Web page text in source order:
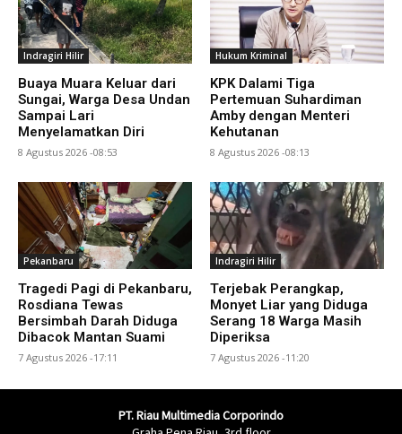
Indragiri Hilir
Buaya Muara Keluar dari
Sungai, Warga Desa Undan
Sampai Lari
Menyelamatkan Diri
8 Agustus 2026 -08:53
Hukum Kriminal
KPK Dalami Tiga
Pertemuan Suhardiman
Amby dengan Menteri
Kehutanan
8 Agustus 2026 -08:13
Pekanbaru
Tragedi Pagi di Pekanbaru,
Rosdiana Tewas
Bersimbah Darah Diduga
Dibacok Mantan Suami
7 Agustus 2026 -17:11
Indragiri Hilir
Terjebak Perangkap,
Monyet Liar yang Diduga
Serang 18 Warga Masih
Diperiksa
7 Agustus 2026 -11:20
PT. Riau Multimedia Corporindo